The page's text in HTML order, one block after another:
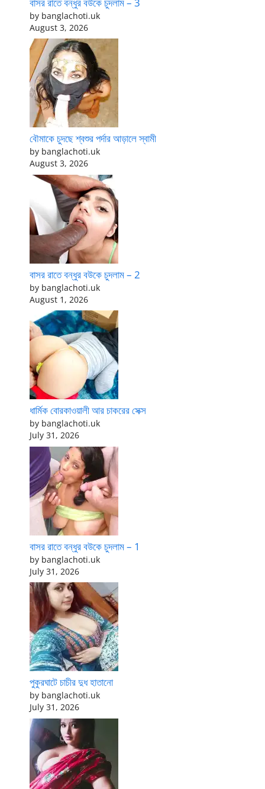
by banglachoti.uk
August 3, 2026
বৌমাকে চুদছে শ্বশুর পর্দার আড়ালে স্বামী
by banglachoti.uk
August 3, 2026
বাসর রাতে বন্ধুর বউকে চুদলাম – 2
by banglachoti.uk
August 1, 2026
ধার্মিক বোরকাওয়ালী আর চাকরের সেক্স
by banglachoti.uk
July 31, 2026
বাসর রাতে বন্ধুর বউকে চুদলাম – 1
by banglachoti.uk
July 31, 2026
পুকুরঘাটে চাচীর দুধ হাতানো
by banglachoti.uk
July 31, 2026